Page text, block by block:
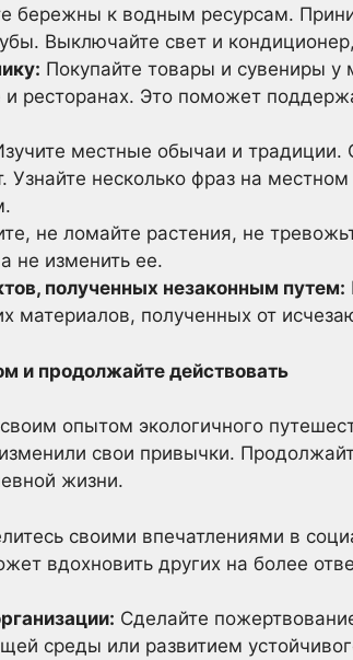
бережны к водным ресурсам.
Выключайте свет и
Покупайте товары и сувениры у
ресторанах. Это поможет
местные обычаи и традиции.
Узнайте несколько фраз на
не ломайте растения, не
не изменить ее.
полученных незаконным путем:
материалов, полученных от
и продолжайте действовать
опытом экологичного
свои привычки.
жизни.
своими впечатлениями в
вдохновить других на более
Сделайте
среды или развитием